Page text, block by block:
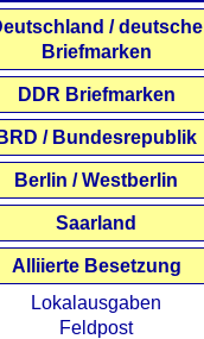
/ deutsche
Briefmarken
DDR Briefmarken
BRD / Bundesrepublik
Berlin / Westberlin
Saarland
Alliierte Besetzung
Lokalausgaben
Feldpost